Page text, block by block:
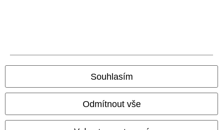
Souhlasím
Odmítnout vše
Naše online obchody